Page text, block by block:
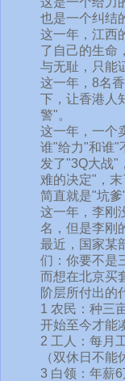
也是一个纠结
这一年，江西
了自己的生命
与无耻，只能
这一年，8名
下，让香港人
警"。
这一年，一个
谁"给力"和谁"
发了"3Q大战"
难的决定"，
简直就是"坑爹
这一年，李刚
名，但是李
最近，国家某
们：你要不是
而想在北京买
阶层所付出的
1 农民：种三
开始至今才能
2 工人：每月
（双休日不能
3 白领：年薪